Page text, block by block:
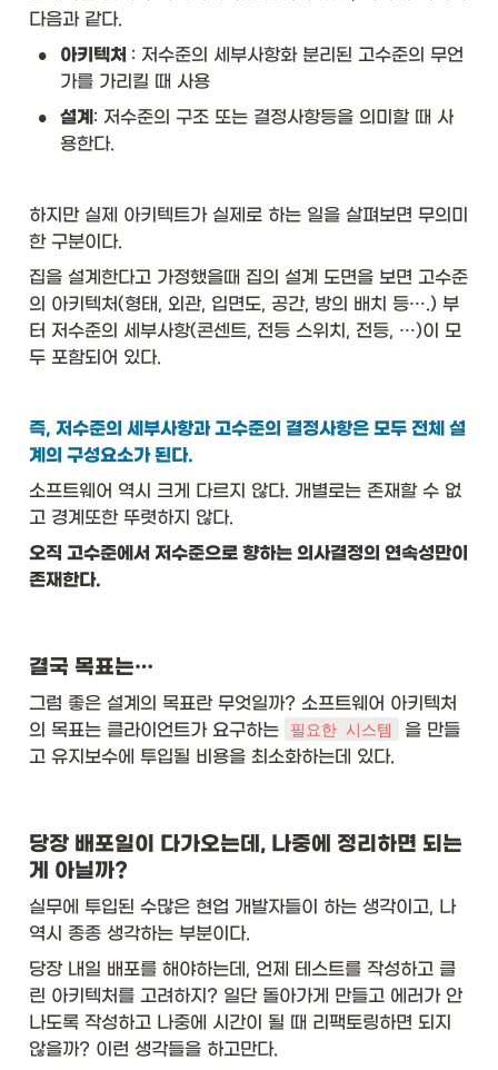
다음과 같다.
• 아키텍처 : 저수준의 세부사항화 분리된 고수준의 무언
가를 가리킬 때 사용
• 설계 : 저수준의 구조 또는 결정사항등을 의미할 때 사
용한다.
하지만 실제 아키텍트가 실제로 하는 일을 살펴보면 무의미
한 구분이다.
집을 설계한다고 가정했을때 집의 설계 도면을 보면 고수준
의 아키텍처(형태, 외관, 입면도, 공간, 방의 배치 등….) 부
터 저수준의 세부사항(콘센트, 전등 스위치, 전등, …)이 모
두 포함되어 있다.
즉, 저수준의 세부사항과 고수준의 결정사항은 모두 전체 설
계의 구성요소가 된다.
소프트웨어 역시 크게 다르지 않다. 개별로는 존재할 수 없
고 경계또한 뚜렷하지 않다.
오직 고수준에서 저수준으로 향하는 의사결정의 연속성만이
존재한다.
결국 목표는…
그럼 좋은 설계의 목표란 무엇일까? 소프트웨어 아키텍처
의 목표는 클라이언트가 요구하는
필요한 시스템
을 만들
고 유지보수에 투입될 비용을 최소화하는데 있다.
당장 배포일이 다가오는데, 나중에 정리하면 되는
게 아닐까?
실무에 투입된 수많은 현업 개발자들이 하는 생각이고, 나
역시 종종 생각하는 부분이다.
당장 내일 배포를 해야하는데, 언제 테스트를 작성하고 클
린 아키텍처를 고려하지? 일단 돌아가게 만들고 에러가 안
나도록 작성하고 나중에 시간이 될 때 리팩토링하면 되지
않을까? 이런 생각들을 하고만다.